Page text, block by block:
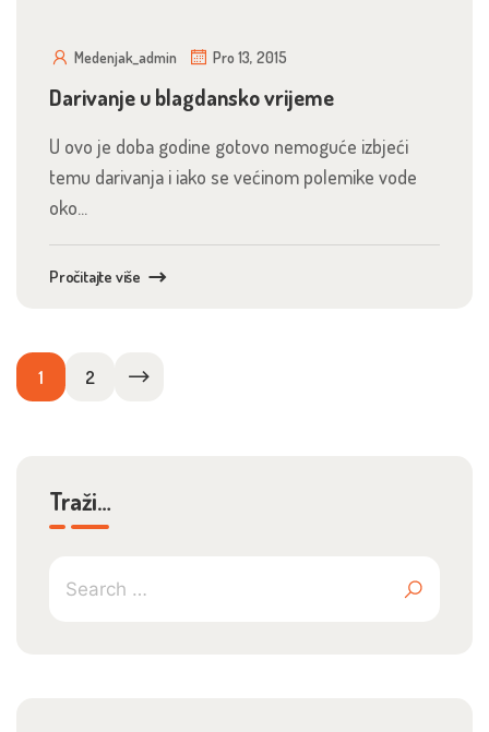
Medenjak_admin Pro 13, 2015
Darivanje u blagdansko vrijeme
U ovo je doba godine gotovo nemoguće izbjeći
temu darivanja i iako se većinom polemike vode
oko...
Pročitajte više
Brojevi
stranica
1 2
Traži…